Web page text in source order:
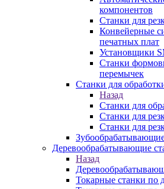
компонентов
Станки для
Конвейерные
печатных плат
Установщики
Станки
перемычек
Станки для
Назад
Станки для
Станки для
Станки для
Деревообрабатывающие
Назад
Токарные станки по